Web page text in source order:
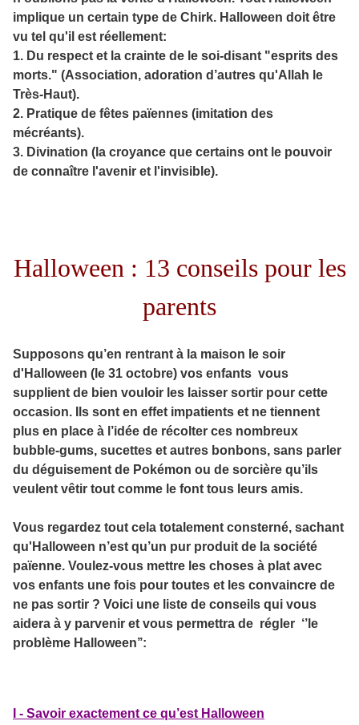
implique un certain type de Chirk. Halloween doit être
vu tel qu'il est réellement:
1. Du respect et la crainte de le soi-disant "esprits des
morts." (Association, adoration d’autres qu'Allah le
Très-Haut).
2. Pratique de fêtes païennes (imitation des
mécréants).
3. Divination (la croyance que certains ont le pouvoir
de connaître l'avenir et l'invisible).
Halloween : 13 conseils pour les
parents
Supposons qu’en rentrant à la maison le soir
d'Halloween (le 31 octobre) vos enfants vous
supplient de bien vouloir les laisser sortir pour cette
occasion. Ils sont en effet impatients et ne tiennent
plus en place à l’idée de récolter ces nombreux
bubble-gums, sucettes et autres bonbons, sans parler
du déguisement de Pokémon ou de sorcière qu’ils
veulent vêtir tout comme le font tous leurs amis.
Vous regardez tout cela totalement consterné, sachant
qu'Halloween n’est qu’un pur produit de la société
païenne. Voulez-vous mettre les choses à plat avec
vos enfants une fois pour toutes et les convaincre de
ne pas sortir ? Voici une liste de conseils qui vous
aidera à y parvenir et vous permettra de régler ‘’le
problème Halloween’’:
I - Savoir exactement ce qu’est Halloween